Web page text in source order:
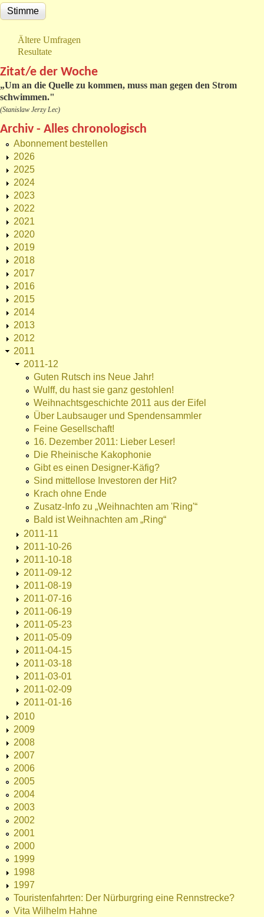
Ältere Umfragen
Resultate
Zitat/e der Woche
„Um an die Quelle zu kommen, muss man gegen den Strom
schwimmen."
(Stanislaw Jerzy Lec)
Archiv - Alles chronologisch
Abonnement bestellen
2026
2025
2024
2023
2022
2021
2020
2019
2018
2017
2016
2015
2014
2013
2012
2011
2011-12
Guten Rutsch ins Neue Jahr!
Wulff, du hast sie ganz gestohlen!
Weihnachtsgeschichte 2011 aus der Eifel
Über Laubsauger und Spendensammler
Feine Gesellschaft!
16. Dezember 2011: Lieber Leser!
Die Rheinische Kakophonie
Gibt es einen Designer-Käfig?
Sind mittellose Investoren der Hit?
Krach ohne Ende
Zusatz-Info zu „Weihnachten am 'Ring'“
Bald ist Weihnachten am „Ring“
2011-11
2011-10-26
2011-10-18
2011-09-12
2011-08-19
2011-07-16
2011-06-19
2011-05-23
2011-05-09
2011-04-15
2011-03-18
2011-03-01
2011-02-09
2011-01-16
2010
2009
2008
2007
2006
2005
2004
2003
2002
2001
2000
1999
1998
1997
Touristenfahrten: Der Nürburgring eine Rennstrecke?
Vita Wilhelm Hahne